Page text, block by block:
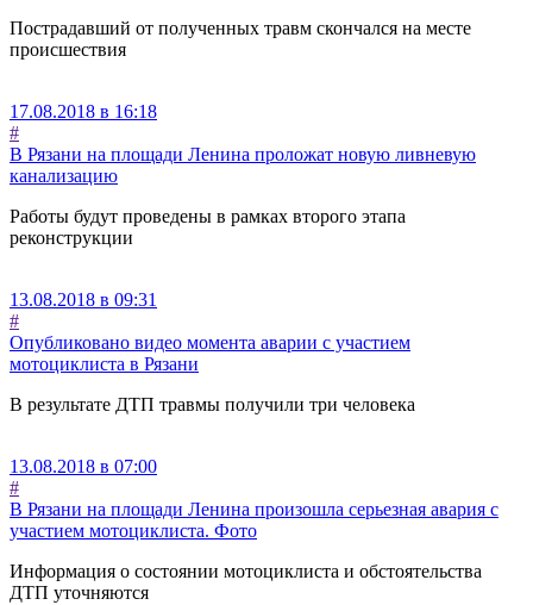
Пострадавший от полученных травм скончался на месте
происшествия
17.08.2018 в 16:18
#
В Рязани на площади Ленина проложат новую ливневую
канализацию
Работы будут проведены в рамках второго этапа
реконструкции
13.08.2018 в 09:31
#
Опубликовано видео момента аварии с участием
мотоциклиста в Рязани
В результате ДТП травмы получили три человека
13.08.2018 в 07:00
#
В Рязани на площади Ленина произошла серьезная авария с
участием мотоциклиста. Фото
Информация о состоянии мотоциклиста и обстоятельства
ДТП уточняются